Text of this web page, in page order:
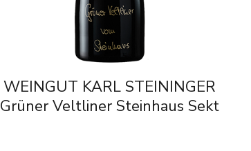
WEINGUT KARL STEININGER
Grüner Veltliner Steinhaus Sekt